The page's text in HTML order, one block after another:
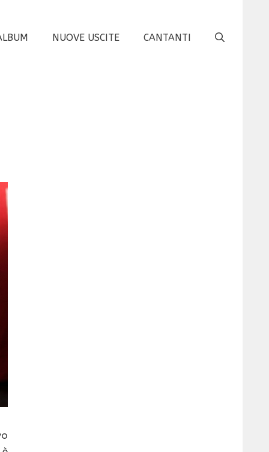
NUOVE USCITE CANTANTI